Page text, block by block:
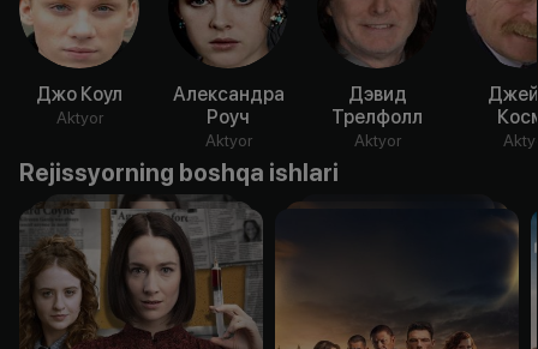
Джо Коул
Aktyor
Александра
Роуч
Aktyor
Дэвид
Трелфолл
Aktyor
Rejissyorning boshqa ishlari